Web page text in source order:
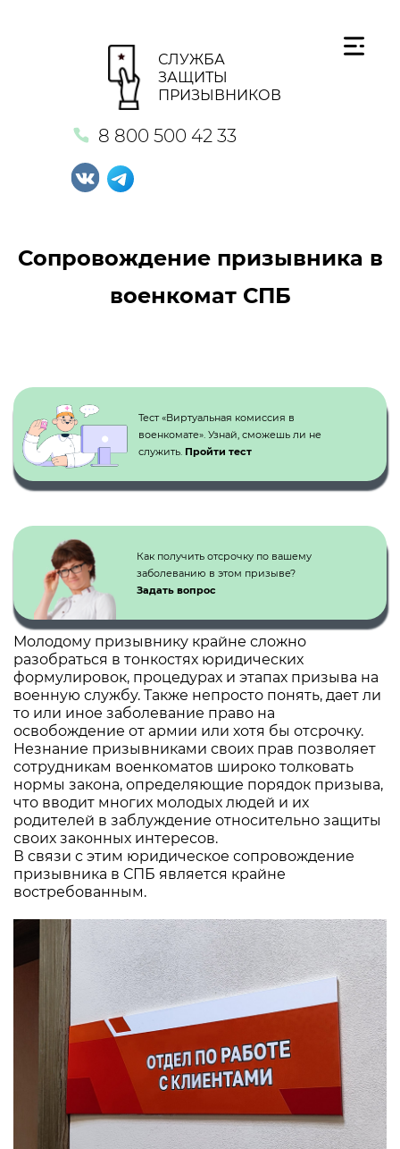
СЛУЖБА
ЗАЩИТЫ
ПРИЗЫВНИКОВ
8 800 500 42 33
Сопровождение призывника в
военкомат СПБ
Тест «Виртуальная комиссия в
военкомате». Узнай, сможешь ли не
служить. Пройти тест
Как получить отсрочку по вашему
заболеванию в этом призыве?
Задать вопрос
Молодому призывнику крайне сложно
разобраться в тонкостях юридических
формулировок, процедурах и этапах призыва на
военную службу. Также непросто понять, дает ли
то или иное заболевание право на
освобождение от армии или хотя бы отсрочку.
Незнание призывниками своих прав позволяет
сотрудникам военкоматов широко толковать
нормы закона, определяющие порядок призыва,
что вводит многих молодых людей и их
родителей в заблуждение относительно защиты
своих законных интересов.
В связи с этим юридическое сопровождение
призывника в СПБ является крайне
востребованным.